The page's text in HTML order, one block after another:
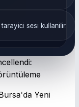
sesi kullanilir.